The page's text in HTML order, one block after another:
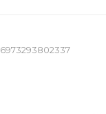
6973293802337